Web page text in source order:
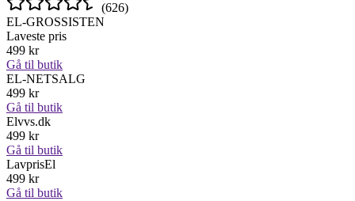
(626)
EL-GROSSISTEN
Laveste pris
499 kr
Gå til butik
EL-NETSALG
499 kr
Gå til butik
Elvvs.dk
499 kr
Gå til butik
LavprisEl
499 kr
Gå til butik